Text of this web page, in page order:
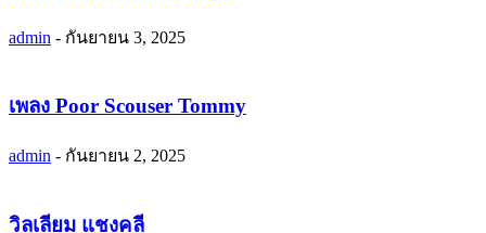
admin - กันยายน 3, 2025
เพลง Poor Scouser Tommy
admin - กันยายน 2, 2025
วิลเลียม แชงคลี